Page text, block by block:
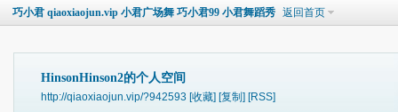
巧小君 qiaoxiaojun.vip 小君广场舞 巧小君99 小君舞蹈秀 返回首页
HinsonHinson2的个人空间
http://qiaoxiaojun.vip/?942593 [收藏] [复制] [RSS]